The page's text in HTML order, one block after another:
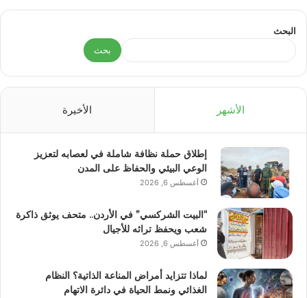
البحث
بحث
الأشهر الأخيرة
إطلاق حملة نظافة شاملة في لعصابه لتعزيز
الوعي البيئي والحفاظ على المدن
أغسطس 6, 2026
“البيت الشركسي” في الأردن.. متحف يوثق ذاكرة
شعب ويحفظ تراثه للأجيال
أغسطس 6, 2026
لماذا تتزايد أمراض المناعة الذاتية؟ النظام
الغذائي ونمط الحياة في دائرة الاتهام